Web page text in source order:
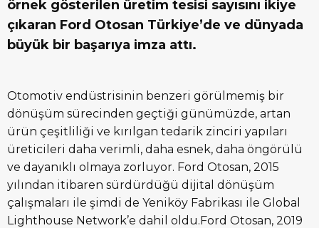
örnek gösterilen üretim tesisi sayısını ikiye
çıkaran Ford Otosan Türkiye’de ve dünyada
büyük bir başarıya imza attı.
Otomotiv endüstrisinin benzeri görülmemiş bir
dönüşüm sürecinden geçtiği günümüzde, artan
ürün çeşitliliği ve kırılgan tedarik zinciri yapıları
üreticileri daha verimli, daha esnek, daha öngörülü
ve dayanıklı olmaya zorluyor. Ford Otosan, 2015
yılından itibaren sürdürdüğü dijital dönüşüm
çalışmaları ile şimdi de Yeniköy Fabrikası ile Global
Lighthouse Network’e dahil oldu.Ford Otosan, 2019